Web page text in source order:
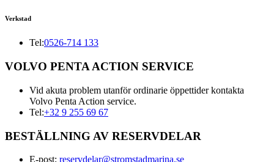
Verkstad
Tel:0526-714 133
VOLVO PENTA ACTION SERVICE
Vid akuta problem utanför ordinarie öppettider kontakta
Volvo Penta Action service.
Tel:+32 9 255 69 67
BESTÄLLNING AV RESERVDELAR
E-post: reservdelar@stromstadmarina.se